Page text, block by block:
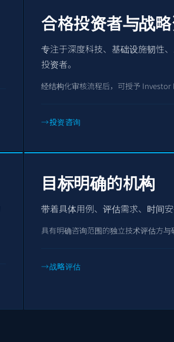
合格投资者与战
专注于深度科技、基础设施韧性
投资者。
经结构化审核流程后，可授予 Investor
投资咨询
目标明确的机构
带着具体用例、评估需求、时间
具有明确咨询范围的独立技术评估方与
战略评估